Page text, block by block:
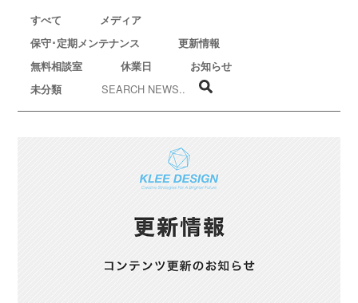
すべて
メディア
保守･定期メンテナンス
更新情報
無料相談室
休業日
お知らせ
未分類